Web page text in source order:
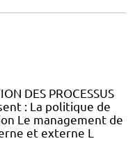
DES PROCESSUS
: La politique de
Le management de
et externe L